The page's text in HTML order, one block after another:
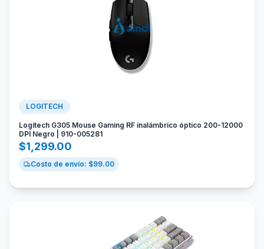
LOGITECH
Logitech G305 Mouse Gaming RF inalámbrico óptico 200-12000
DPI Negro | 910-005281
$1,299.00
Costo de envío: $99.00